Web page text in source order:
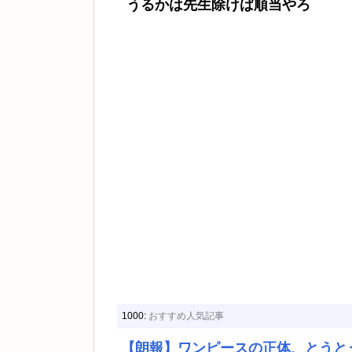
うるかは先生除けば順当やろ
1000: おすすめ人気記事
【朗報】ワンピースの正体、とう